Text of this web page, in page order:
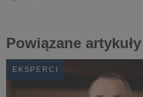
Powiązane artykuły
EKSPERCI